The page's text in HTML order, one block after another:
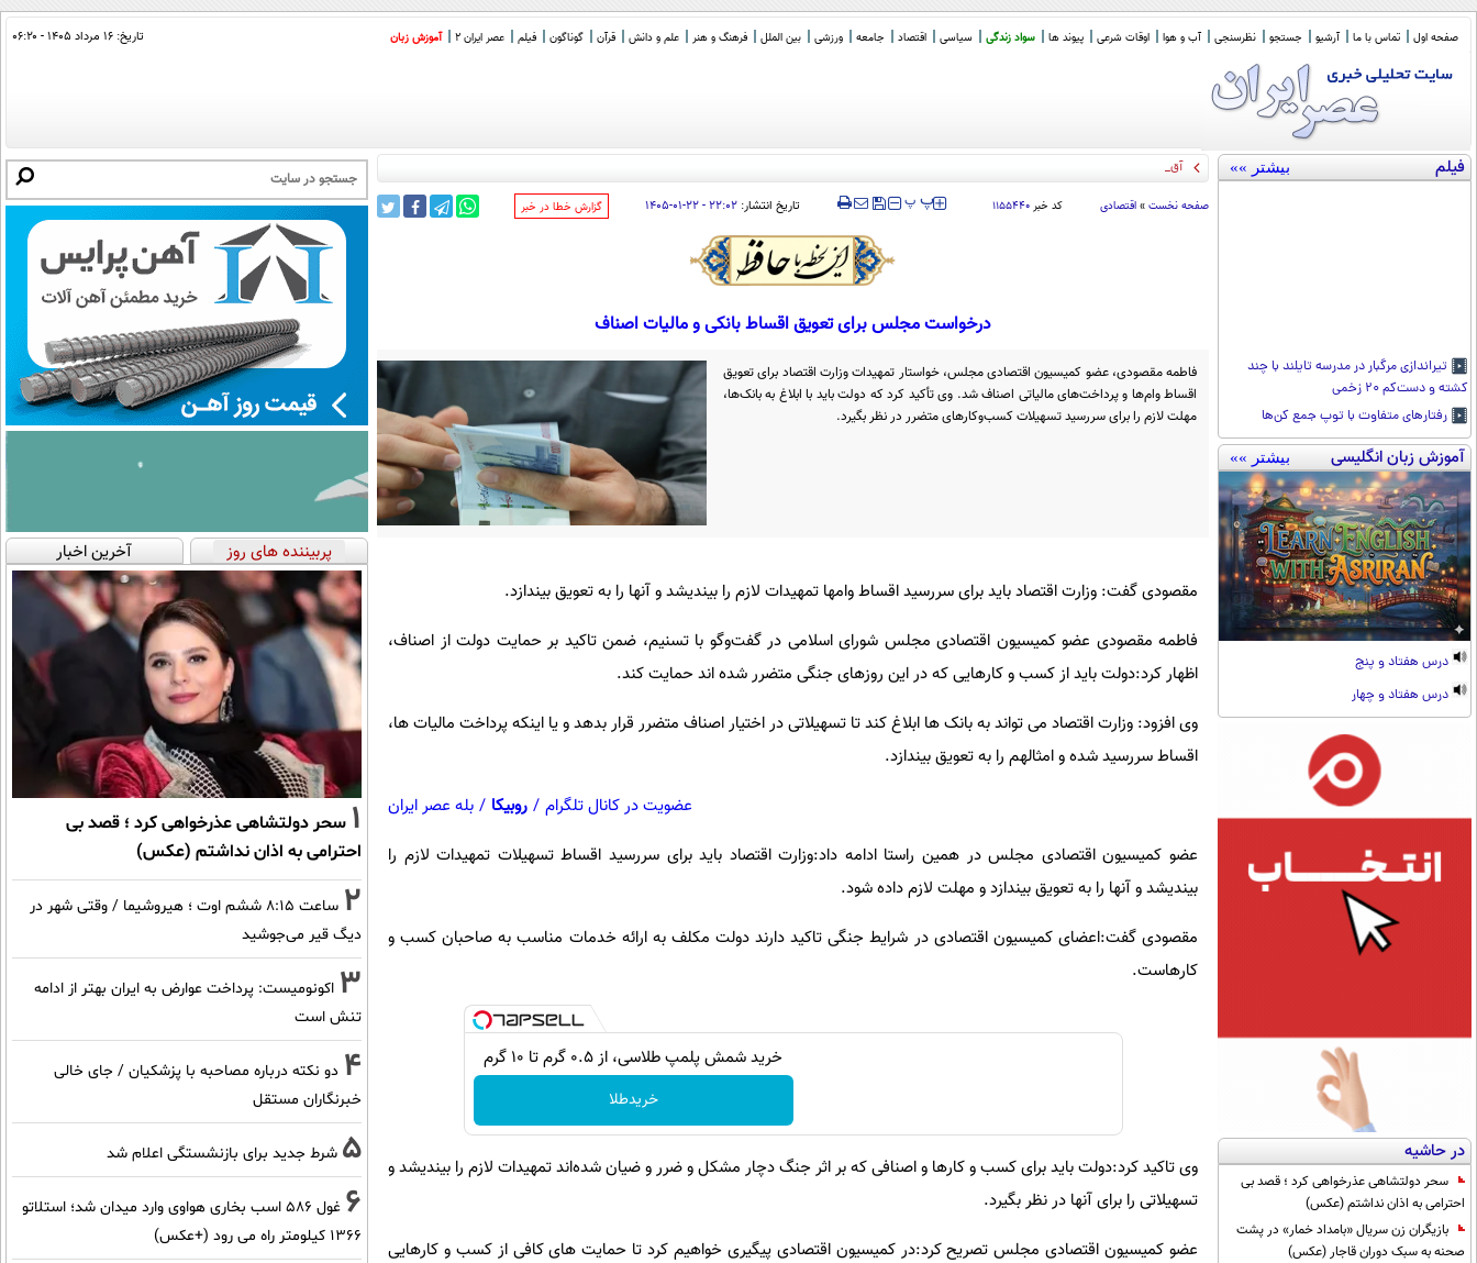
صفحه اول تماس با ما آرشیو جستجو نظرسنجی آب و هوا اوقات شرعی پیوند ها سواد زندگی سیاسی اقتصاد جامعه ورزشی بین الملل فرهنگ و هنر علم و دانش قرآن گوناگون فیلم عصر ایران 2 آموزش زبان تاریخ: ۱۶ مرداد ۱۴۰۵ - ۰۶:۲۰
فیلم بیشتر »»
تیراندازی مرگبار در مدرسه تایلند با چند
کشته و دست‌کم ۲۰ زخمی
رفتار‌های متفاوت با توپ جمع کن‌ها
آموزش زبان انگلیسی بیشتر »»
درس هفتاد و پنج
درس هفتاد و چهار
در حاشیه
سحر دولتشاهی عذرخواهی کرد ؛ قصد بی
احترامی به اذان نداشتم (عکس)
بازیگران زن سریال «بامداد خمار» در پشت
صحنه به سبک دوران قاجار (عکس)
آقای رئیس جمهور! ا
صفحه نخست » اقتصادی کد خبر۱۱۵۵۴۴۰ ‍‍‍ پپ تاریخ انتشار: ۲۲:۰۲ - ۲۲-۰۱-۱۴۰۵ ‌گزارش خطا در خبر
درخواست مجلس برای تعویق اقساط بانکی و مالیات اصناف
فاطمه مقصودی، عضو کمیسیون اقتصادی مجلس، خواستار تمهیدات وزارت اقتصاد برای تعویق
اقساط وام‌ها و پرداخت‌های مالیاتی اصناف شد. وی تأکید کرد که دولت باید با ابلاغ به بانک‌ها،
مهلت لازم را برای سررسید تسهیلات کسب‌وکارهای متضرر در نظر بگیرد.
مقصودی گفت: وزارت اقتصاد باید برای سررسید اقساط وامها تمهیدات لازم را بیندیشد و آنها را به تعویق بیندازد.
فاطمه مقصودی عضو کمیسیون اقتصادی مجلس شورای اسلامی در گفت‌وگو با تسنیم، ضمن تاکید بر حمایت دولت از اصناف،
اظهار کرد:دولت باید از کسب و کارهایی که در این روزهای جنگی متضرر شده اند حمایت کند.
وی افزود: وزارت اقتصاد می تواند به بانک ها ابلاغ کند تا تسهیلاتی در اختیار اصناف متضرر قرار بدهد و یا اینکه پرداخت مالیات ها،
اقساط سررسید شده و امثالهم را به تعویق بیندازد.
عضویت در کانال تلگرام / روبیکا / بله عصر ایران
عضو کمیسیون اقتصادی مجلس در همین راستا ادامه داد:وزارت اقتصاد باید برای سررسید اقساط تسهیلات تمهیدات لازم را
بیندیشد و آنها را به تعویق بیندازد و مهلت لازم داده شود.
مقصودی گفت:اعضای کمیسیون اقتصادی در شرایط جنگی تاکید دارند دولت مکلف به ارائه خدمات مناسب به صاحبان کسب و
کارهاست.
خرید شمش پلمپ طلاسی، از ۰.۵ گرم تا ۱۰ گرم
خریدطلا
وی تاکید کرد:دولت باید برای کسب و کارها و اصنافی که بر اثر جنگ دچار مشکل و ضرر و ضیان شده‌اند تمهیدات لازم را بیندیشد و
تسهیلاتی را برای آنها در نظر بگیرد.
عضو کمیسیون اقتصادی مجلس تصریح کرد:در کمیسیون اقتصادی پیگیری خواهیم کرد تا حمایت های کافی از کسب و کارهایی
پربیننده های روز آخرین اخبار
1 سحر دولتشاهی عذرخواهی کرد ؛ قصد بی
احترامی به اذان نداشتم (عکس)
2
ساعت ۸:۱۵ ششم اوت ؛ هیروشیما / وقتی شهر در
دیگ قیر می‌جوشید
3 اکونومیست: پرداخت عوارض به ایران بهتر از ادامه
تنش است
4 دو نکته درباره مصاحبه با پزشکیان / جای خالی
خبرنگاران مستقل
5 شرط جدید برای بازنشستگی اعلام شد
6
غول 586 اسب بخاری هواوی وارد میدان شد؛ استلاتو
1366 کیلومتر راه می رود (+عکس)